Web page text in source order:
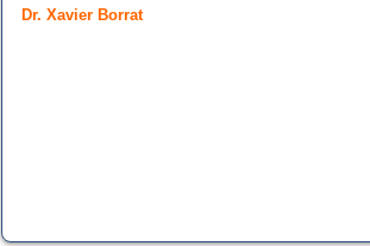
Dr. Xavier Borrat